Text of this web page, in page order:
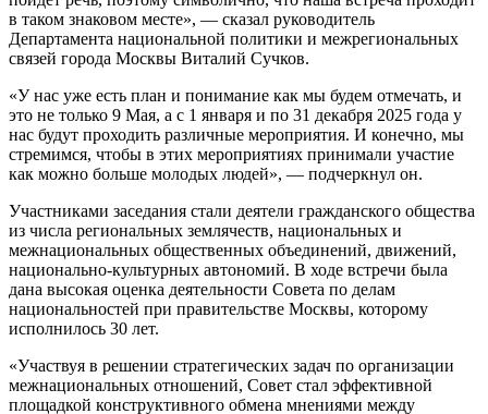
в таком знаковом месте», — сказал руководитель
Департамента национальной политики и межрегиональных
связей города Москвы Виталий Сучков.
«У нас уже есть план и понимание как мы будем отмечать, и
это не только 9 Мая, а с 1 января и по 31 декабря 2025 года у
нас будут проходить различные мероприятия. И конечно, мы
стремимся, чтобы в этих мероприятиях принимали участие
как можно больше молодых людей», — подчеркнул он.
Участниками заседания стали деятели гражданского общества
из числа региональных землячеств, национальных и
межнациональных общественных объединений, движений,
национально-культурных автономий. В ходе встречи была
дана высокая оценка деятельности Совета по делам
национальностей при правительстве Москвы, которому
исполнилось 30 лет.
«Участвуя в решении стратегических задач по организации
межнациональных отношений, Совет стал эффективной
площадкой конструктивного обмена мнениями между